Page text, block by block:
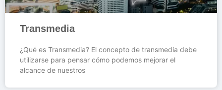
Transmedia
¿Qué es Transmedia? El concepto de transmedia debe
utilizarse para pensar cómo podemos mejorar el
alcance de nuestros